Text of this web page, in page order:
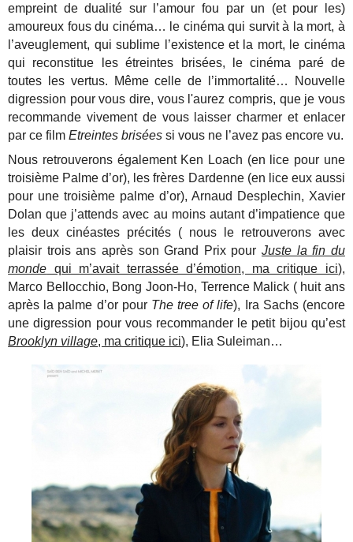
empreint de dualité sur l’amour fou par un (et pour les)
amoureux fous du cinéma… le cinéma qui survit à la mort, à
l’aveuglement, qui sublime l’existence et la mort, le cinéma
qui reconstitue les étreintes brisées, le cinéma paré de
toutes les vertus. Même celle de l’immortalité… Nouvelle
digression pour vous dire, vous l'aurez compris, que je vous
recommande vivement de vous laisser charmer et enlacer
par ce filmEtreintes brisées si vous ne l’avez pas encore vu.
Nous retrouverons également Ken Loach (en lice pour une
troisième Palme d’or), les frères Dardenne (en lice eux aussi
pour une troisième palme d’or), Arnaud Desplechin, Xavier
Dolan que j’attends avec au moins autant d’impatience que
les deux cinéastes précités ( nous le retrouverons avec
plaisir trois ans après son Grand Prix pourJuste la fin du
monde qui m’avait terrassée d’émotion, ma critique ici),
Marco Bellocchio, Bong Joon-Ho, Terrence Malick ( huit ans
après la palme d’or pour The tree of life), Ira Sachs (encore
une digression pour vous recommander le petit bijou qu’est
Brooklyn village, ma critique ici), Elia Suleiman…